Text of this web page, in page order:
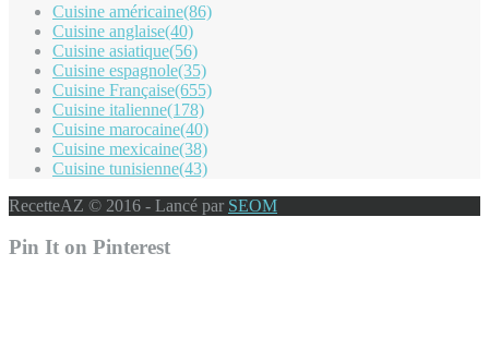
Cuisine américaine(86)
Cuisine anglaise(40)
Cuisine asiatique(56)
Cuisine espagnole(35)
Cuisine Française(655)
Cuisine italienne(178)
Cuisine marocaine(40)
Cuisine mexicaine(38)
Cuisine tunisienne(43)
RecetteAZ © 2016 - Lancé par SEOM
Pin It on Pinterest